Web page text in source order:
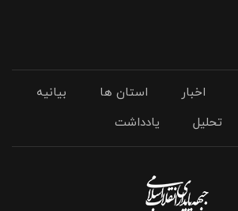
اخبار استان ها
بیانیه
تحلیل
یادداشت